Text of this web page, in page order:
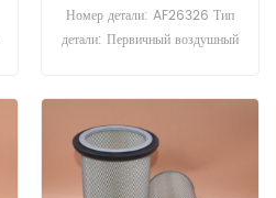
Номер детали: AF26326 Тип
детали: Первичный воздушный